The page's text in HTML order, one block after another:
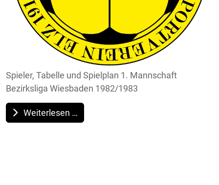
Spieler, Tabelle und Spielplan 1. Mannschaft
Bezirksliga Wiesbaden 1982/1983
Weiterlesen …